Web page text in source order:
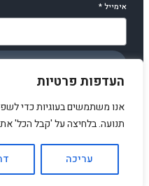
העדפות פרטיות
אנו משתמשים בעוגיות כדי
תנועה. בלחיצה על 'קבל הכל'
עריכה
אימייל*
© 2025 amirstuff. All rights reserved.